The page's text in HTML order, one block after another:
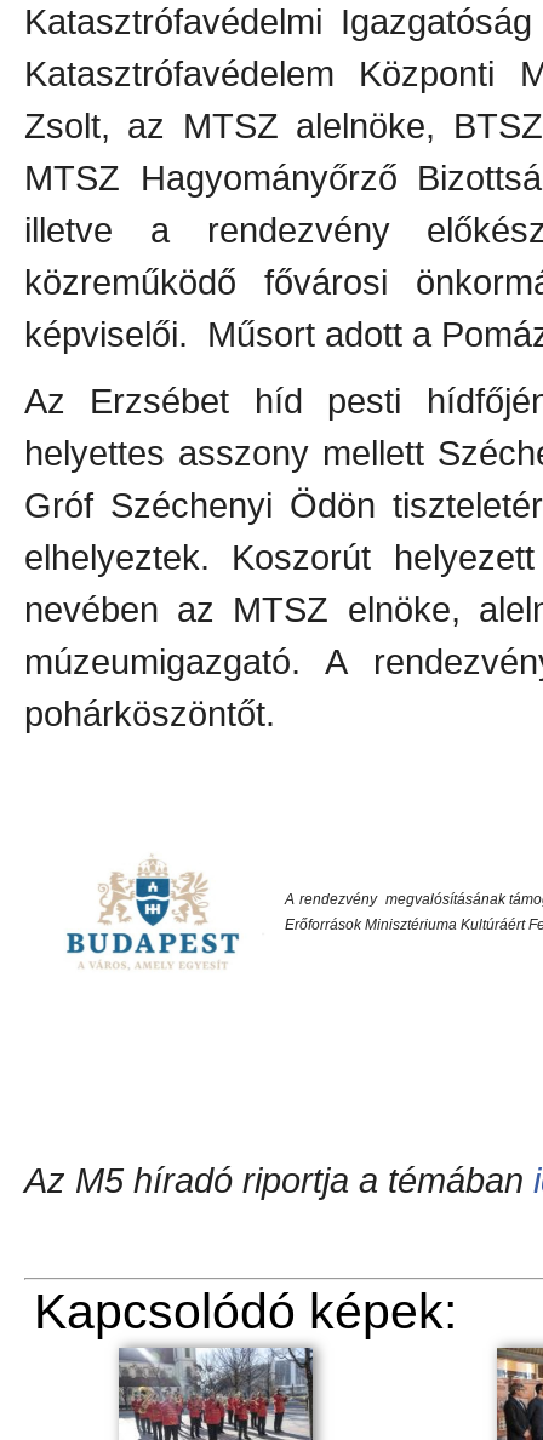
Katasztrófavédelmi
Katasztrófavédelem Központi
Zsolt, az MTSZ alelnöke,
MTSZ Hagyományőrző
illetve a rendezvény
közreműködő fővárosi
képviselői. Műsort adott a
Az Erzsébet híd pesti
helyettes asszony mellett
Gróf Széchenyi Ödön
elhelyeztek. Koszorút
nevében az MTSZ elnöke,
múzeumigazgató. A
pohárköszöntőt.
A rendezvény megvalósításának
Erőforrások Minisztériuma Kultúráért
Az M5 híradó riportja a témában
Kapcsolódó képek: